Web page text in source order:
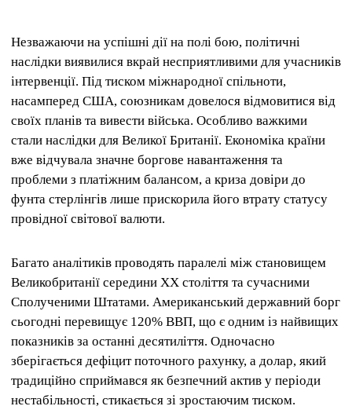
Незважаючи на успішні дії на полі бою, політичні
наслідки виявилися вкрай несприятливими для учасників
інтервенції. Під тиском міжнародної спільноти,
насамперед США, союзникам довелося відмовитися від
своїх планів та вивести війська. Особливо важкими
стали наслідки для Великої Британії. Економіка країни
вже відчувала значне боргове навантаження та
проблеми з платіжним балансом, а криза довіри до
фунта стерлінгів лише прискорила його втрату статусу
провідної світової валюти.
Багато аналітиків проводять паралелі між становищем
Великобританії середини XX століття та сучасними
Сполученими Штатами. Американський державний борг
сьогодні перевищує 120% ВВП, що є одним із найвищих
показників за останні десятиліття. Одночасно
зберігається дефіцит поточного рахунку, а долар, який
традиційно сприймався як безпечний актив у періоди
нестабільності, стикається зі зростаючим тиском.